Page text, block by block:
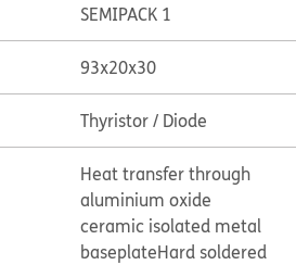
SEMIPACK 1
93x20x30
Thyristor / Diode
Heat transfer through
aluminium oxide
ceramic isolated metal
baseplateHard soldered